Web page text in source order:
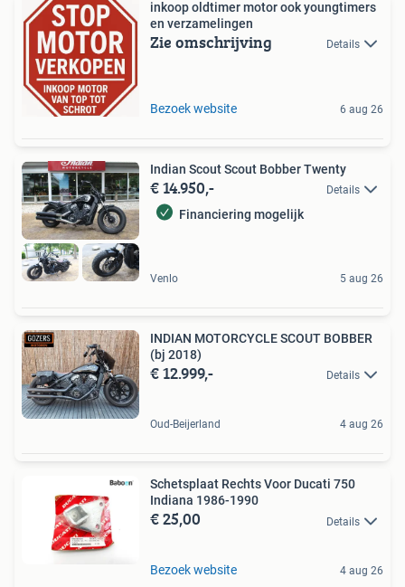
inkoop oldtimer motor ook youngtimers
en verzamelingen
Zie omschrijving Details
Bezoek website 6 aug 26
Indian Scout Scout Bobber Twenty
€ 14.950,- Details
Financiering mogelijk
Venlo 5 aug 26
INDIAN MOTORCYCLE SCOUT BOBBER
(bj 2018)
€ 12.999,- Details
Oud-Beijerland 4 aug 26
Schetsplaat Rechts Voor Ducati 750
Indiana 1986-1990
€ 25,00 Details
Bezoek website 4 aug 26